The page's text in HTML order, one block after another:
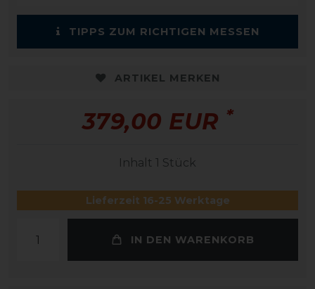
TIPPS ZUM RICHTIGEN MESSEN
ARTIKEL MERKEN
379,00 EUR *
Inhalt 1 Stück
Lieferzeit 16-25 Werktage
IN DEN WARENKORB